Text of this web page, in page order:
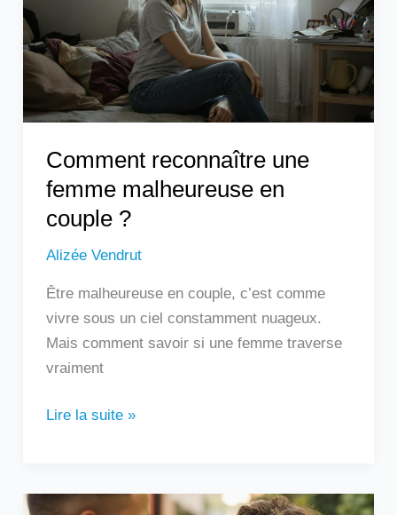
Comment reconnaître une
femme malheureuse en
couple ?
Alizée Vendrut
Être malheureuse en couple, c’est comme
vivre sous un ciel constamment nuageux.
Mais comment savoir si une femme traverse
vraiment
couple
Lire la suite »
Un